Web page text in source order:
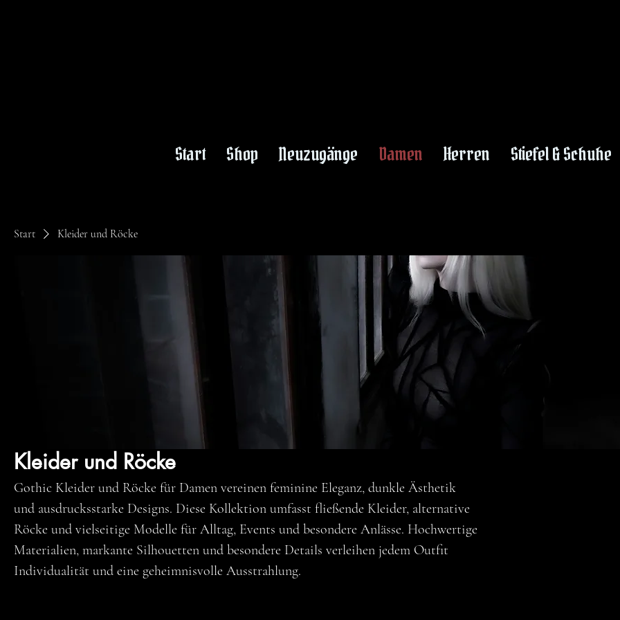
Start Shop Neuzugänge Damen Herren Stiefel & Schuhe
Start Kleider und Röcke
Kleider und Röcke
Gothic Kleider und Röcke für Damen vereinen feminine Eleganz, dunkle Ästhetik
und ausdrucksstarke Designs. Diese Kollektion umfasst fließende Kleider, alternative
Röcke und vielseitige Modelle für Alltag, Events und besondere Anlässe. Hochwertige
Materialien, markante Silhouetten und besondere Details verleihen jedem Outfit
Individualität und eine geheimnisvolle Ausstrahlung.